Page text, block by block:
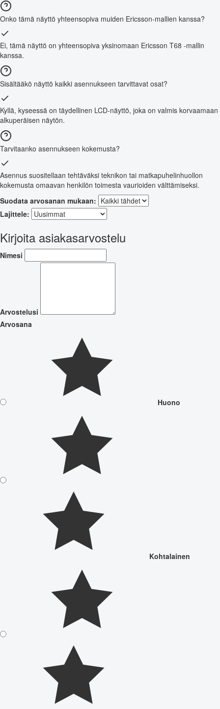
Onko tämä näyttö yhteensopiva muiden Ericsson-mallien kanssa?
Ei, tämä näyttö on yhteensopiva yksinomaan Ericsson T68 -mallin
kanssa.
Sisältääkö näyttö kaikki asennukseen tarvittavat osat?
Kyllä, kyseessä on täydellinen LCD-näyttö, joka on valmis korvaamaan
alkuperäisen näytön.
Tarvitaanko asennukseen kokemusta?
Asennus suositellaan tehtäväksi teknikon tai matkapuhelinhuollon
kokemusta omaavan henkilön toimesta vaurioiden välttämiseksi.
Suodata arvosanan mukaan:
Lajittele:
Kirjoita asiakasarvostelu
Nimesi
Arvostelusi
Arvosana
Huono
Kohtalainen